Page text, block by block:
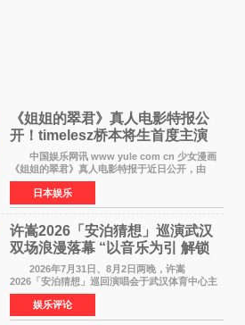
《姐姐的翠君》真人电影特报公
开！timelesz桥本将生首度主演
12月4日上映
中国娱乐网讯 www yule com cn 少女漫画
《姐姐的翠君》真人电影特报于近日公开，由
timelesz成员桥本将生担任主演，这也是他首次
担任电影主演，引发高度关注。 女高中生咲
苗翠（中岛瑠菜
日本娱乐
许嵩2026「安泊猜想」巡演武汉
双场浪漫落幕 “以音乐为引 解锁
江城记忆”
2026年7月31日、8月2日两晚，许嵩
2026「安泊猜想」巡回演唱会于武汉体育中心主
体育场盛大开唱。许嵩与数万歌迷在此相聚，从
浪漫惬意的舞台设计到充满诚意与惊喜的现场互
动，共同开启了一场关于
娱乐评论